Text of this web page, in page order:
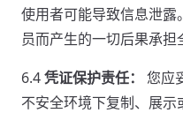
使用者可能导致信息泄
员而产生的一切后果承担
6.4凭证保护责任：
您应
不安全环境下复制、展示